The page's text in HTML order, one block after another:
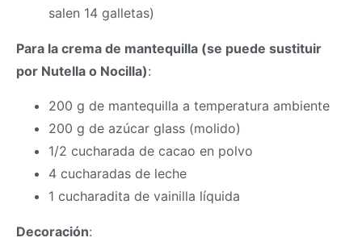
salen 14 galletas)
Para la crema de mantequilla (se puede sustituir
por Nutella o Nocilla):
200 g de mantequilla a temperatura ambiente
200 g de azúcar glass (molido)
1/2 cucharada de cacao en polvo
4 cucharadas de leche
1 cucharadita de vainilla líquida
Decoración: